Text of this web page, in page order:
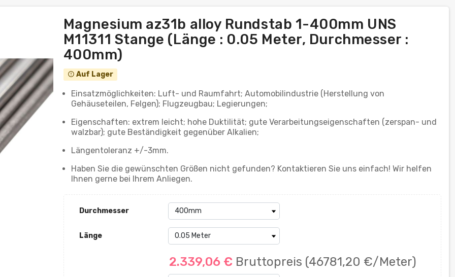
Magnesium az31b alloy Rundstab 1-400mm UNS
M11311 Stange (Länge : 0.05 Meter, Durchmesser :
400mm)
error_outline Auf Lager
Einsatzmöglichkeiten: Luft- und Raumfahrt; Automobilindustrie (Herstellung von
Gehäuseteilen, Felgen); Flugzeugbau; Legierungen;
Eigenschaften: extrem leicht; hohe Duktilität; gute Verarbeitungseigenschaften (zerspan- und
walzbar); gute Beständigkeit gegenüber Alkalien;
Längentoleranz +/-3mm.
Haben Sie die gewünschten Größen nicht gefunden? Kontaktieren Sie uns einfach! Wir helfen
Ihnen gerne bei Ihrem Anliegen.
Durchmesser
Länge
2.339,06 € Bruttopreis (46781,20 €/Meter)